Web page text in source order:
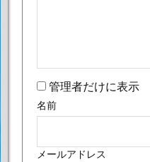
管理者だけに表示
名前
メールアドレス